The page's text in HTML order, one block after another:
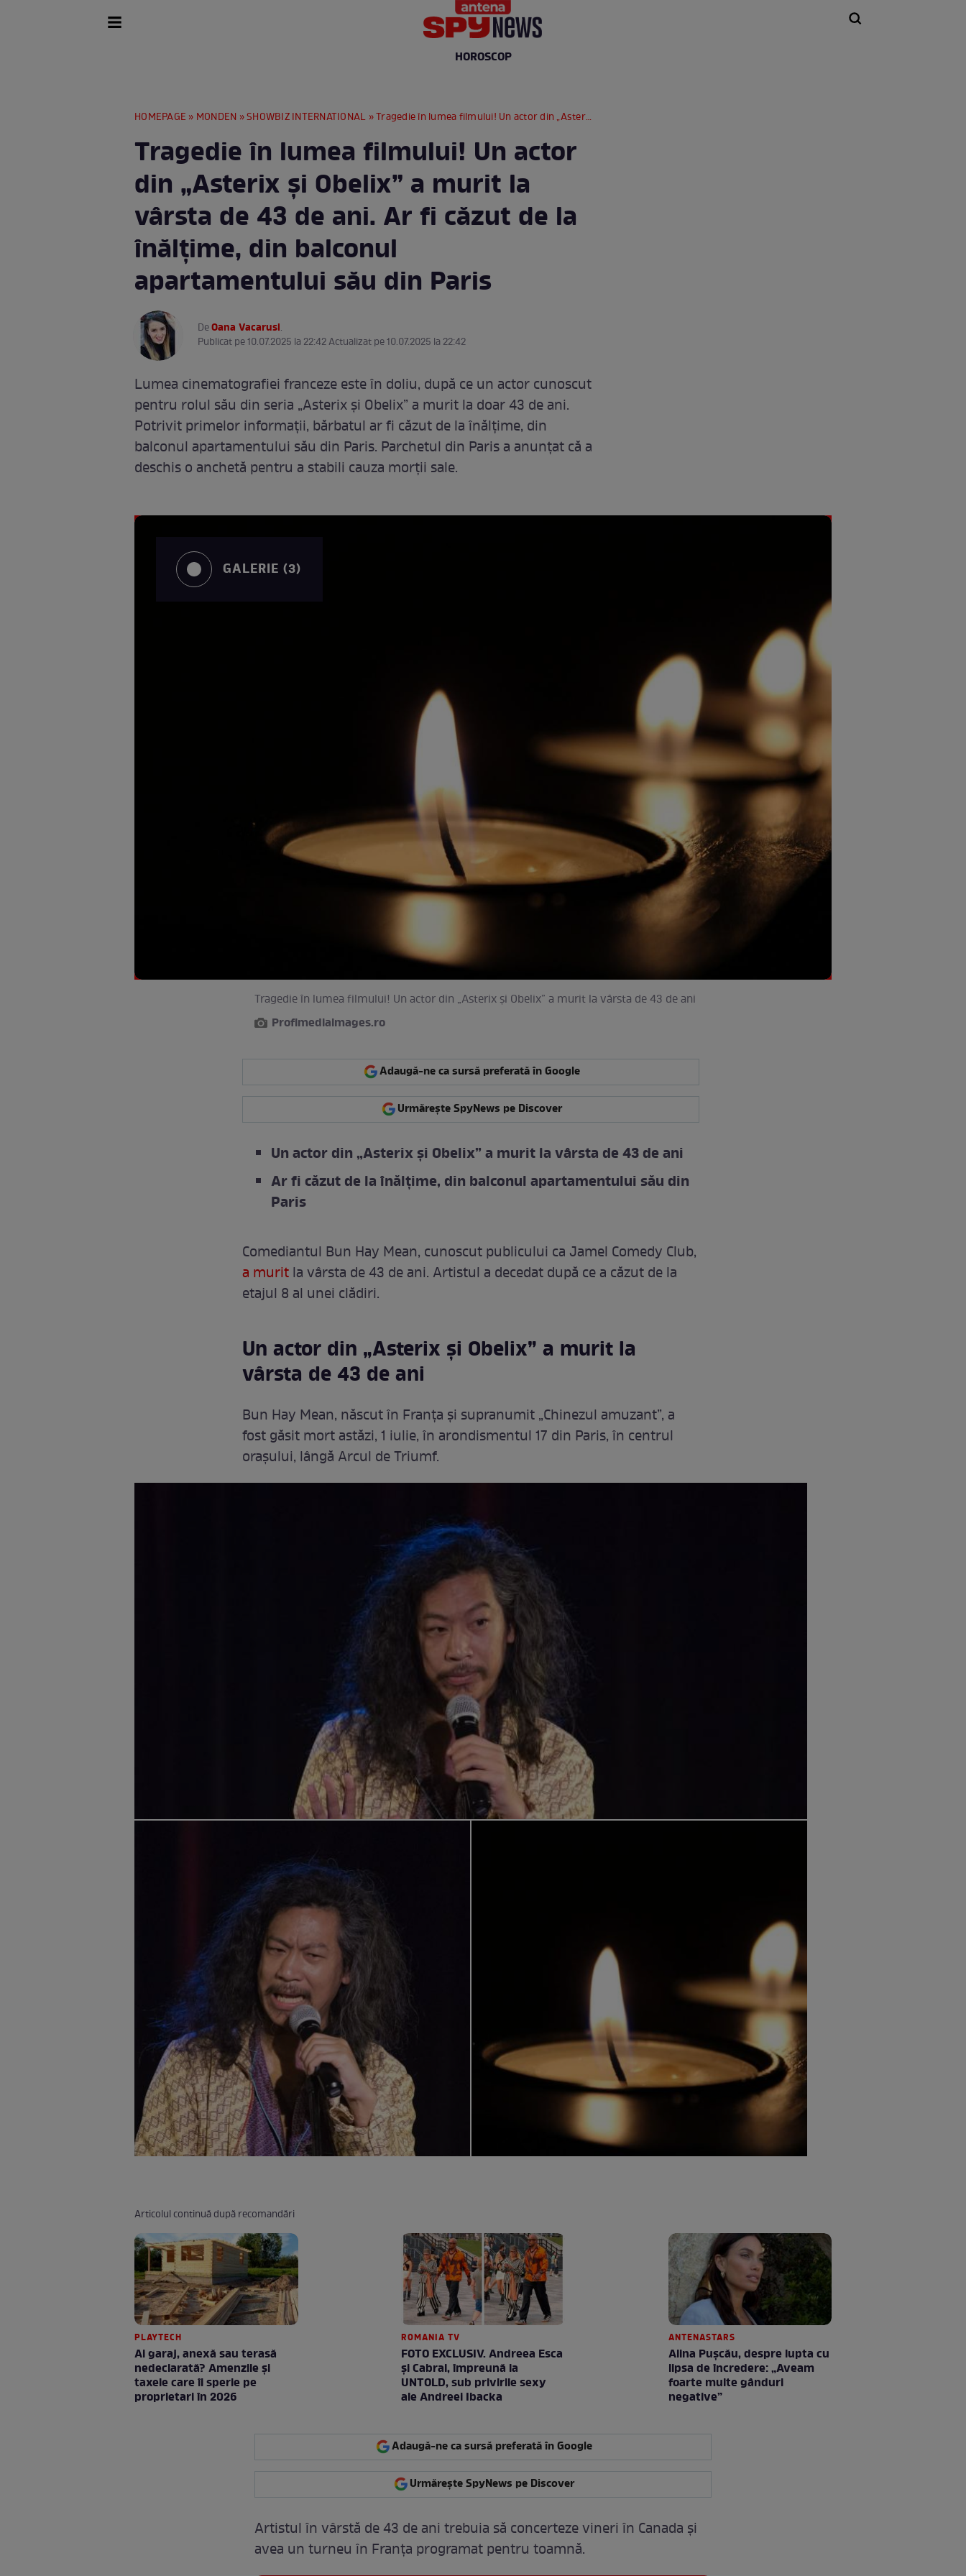
HOROSCOP
HOMEPAGE » MONDEN »SHOWBIZ INTERNATIONAL » Tragedie în lumea filmului! Un actor din „Asterix și Obelix” a murit la vârsta de 43 de ani. Ar fi căzut de la înălţime, din balconul apartamentului său din Paris
Tragedie în lumea filmului! Un actor
din „Asterix și Obelix” a murit la
vârsta de 43 de ani. Ar fi căzut de la
înălţime, din balconul
apartamentului său din Paris
DeOana Vacarusi.
Publicat pe 10.07.2025 la 22:42 Actualizat pe 10.07.2025 la 22:42
Lumea cinematografiei franceze este în doliu, după ce un actor cunoscut
pentru rolul său din seria „Asterix și Obelix” a murit la doar 43 de ani.
Potrivit primelor informații, bărbatul ar fi căzut de la înălțime, din
balconul apartamentului său din Paris. Parchetul din Paris a anunţat că a
deschis o anchetă pentru a stabili cauza morţii sale.
GALERIE (3)
Tragedie în lumea filmului! Un actor din „Asterix și Obelix” a murit la vârsta de 43 de ani
Profimediaimages.ro
Adaugă-ne ca sursă preferată în Google
Urmărește SpyNews pe Discover
Un actor din „Asterix și Obelix” a murit la vârsta de 43 de ani
Ar fi căzut de la înălţime, din balconul apartamentului său din
Paris
Comediantul Bun Hay Mean, cunoscut publicului ca Jamel Comedy Club,
a muritla vârsta de 43 de ani. Artistul a decedat după ce a căzut de la
etajul 8 al unei clădiri.
Un actor din „Asterix și Obelix” a murit la
vârsta de 43 de ani
Bun Hay Mean, născut în Franța și supranumit „Chinezul amuzant”, a
fost găsit mort astăzi, 1 iulie, în arondismentul 17 din Paris, în centrul
orașului, lângă Arcul de Triumf.
Articolul continuă după recomandări
PLAYTECH
Ai garaj, anexă sau terasă
nedeclarată? Amenzile și
taxele care îi sperie pe
proprietari în 2026
ROMANIA TV
FOTO EXCLUSIV. Andreea Esca
şi Cabral, împreună la
UNTOLD, sub privirile sexy
ale Andreei Ibacka
ANTENASTARS
Alina Pușcău, despre lupta cu
lipsa de încredere: „Aveam
foarte multe gânduri
negative”
Adaugă-ne ca sursă preferată în Google
Urmărește SpyNews pe Discover
Artistul în vârstă de 43 de ani trebuia să concerteze vineri în Canada și
avea un turneu în Franța programat pentru toamnă.